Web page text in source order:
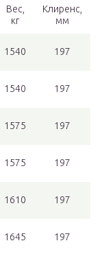
Вес,
кг
Клиренс,
мм
1540 197
1540 197
1575 197
1575 197
1610 197
1645 197